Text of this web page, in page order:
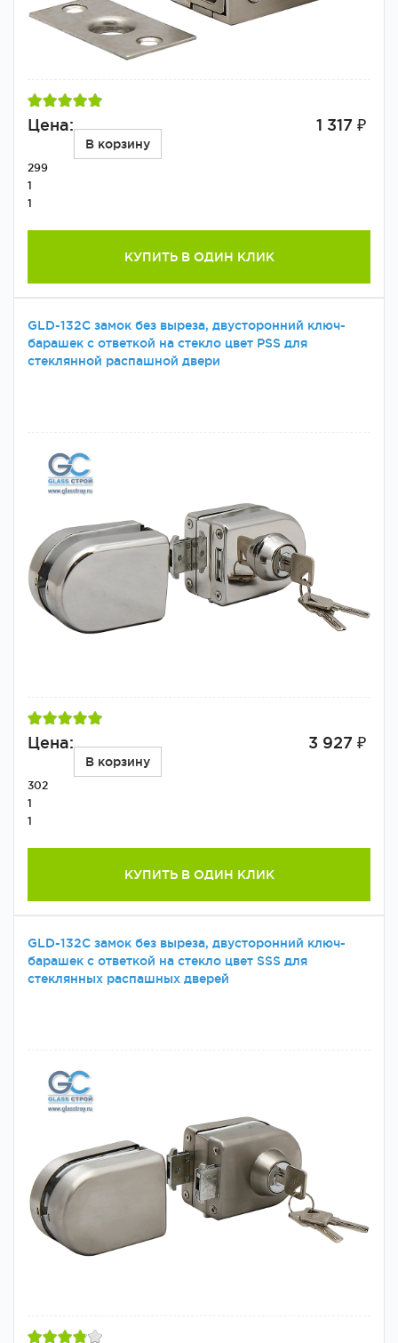
Цена: 1 317 ₽
В корзину
299
1
1
КУПИТЬ В ОДИН КЛИК
GLD-132C замок без выреза, двусторонний ключ-
барашек с ответкой на стекло цвет PSS для
стеклянной распашной двери
Цена: 3 927 ₽
В корзину
302
1
1
КУПИТЬ В ОДИН КЛИК
GLD-132C замок без выреза, двусторонний ключ-
барашек с ответкой на стекло цвет SSS для
стеклянных распашных дверей